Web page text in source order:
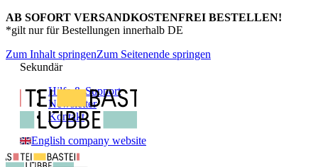
AB SOFORT VERSANDKOSTENFREI BESTELLEN!
*gilt nur für Bestellungen innerhalb DE
Zum Inhalt springenZum Seitenende springen
Sekundär
Hilfe & Support
Newsletter
Kontakt
English company website